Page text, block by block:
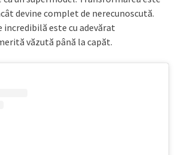
devine complet de nerecunoscută.
incredibilă este cu adevărat
văzută până la capăt.